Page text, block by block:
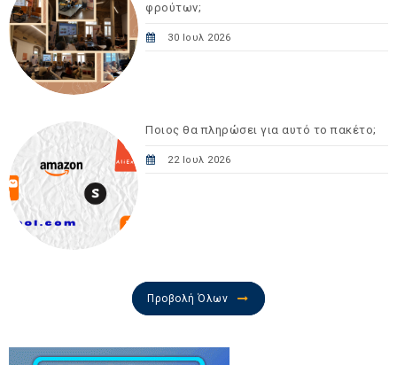
φρούτων;
30 Ιουλ 2026
Ποιος θα πληρώσει για αυτό το πακέτο;
22 Ιουλ 2026
Προβολή Όλων